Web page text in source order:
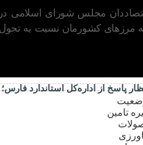
مجلس شورای اسلامی
مرزهای کشورمان نسبت به
پاسخ از اداره‌کل استاندارد